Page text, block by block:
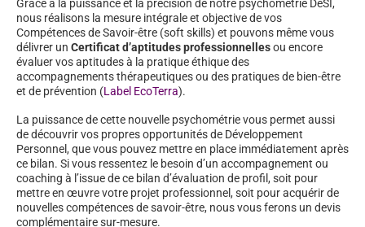
Grâce à la puissance et la précision de notre psychométrie DeSI,
nous réalisons la mesure intégrale et objective de vos
Compétences de Savoir-être (soft skills) et pouvons même vous
délivrer un Certificat d’aptitudes professionnellesou encore
évaluer vos aptitudes à la pratique éthique des
accompagnements thérapeutiques ou des pratiques de bien-être
et de prévention (Label EcoTerra).
La puissance de cette nouvelle psychométrie vous permet aussi
de découvrir vos propres opportunités de Développement
Personnel, que vous pouvez mettre en place immédiatement après
ce bilan. Si vous ressentez le besoin d’un accompagnement ou
coaching à l’issue de ce bilan d’évaluation de profil, soit pour
mettre en œuvre votre projet professionnel, soit pour acquérir de
nouvelles compétences de savoir-être, nous vous ferons un devis
complémentaire sur-mesure.